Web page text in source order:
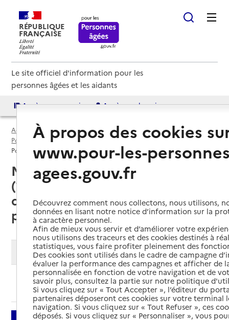
RÉPUBLIQUE
FRANÇAISE
Le site officiel d'information pour les
personnes âgées et les aidants
Accès aux annuaires Accès par besoin
Accueil
Espace annuaire
Points d'information par département
Bouches-du-Rhône (13)
Point d'information local dédié aux personnes âgées
Marseille 14e Arrondissement
(13014) : liste des points
d'information locaux dédiés aux
personnes âgées
Modifier ma recherche
Ajouter cette recherche aux favoris
À propos des cookies
www.pour-les-
agees.gouv.fr
Découvrez comment nous collectons, nous utilisons,
données en lisant notre notice d’information sur la
à caractère personnel.
Afin de mieux vous servir et d’améliorer votre
nous utilisons des traceurs et des cookies destinés à
statistiques, vous faire profiter pleinement des
Des cookies sont utilisés dans le cadre de campagne
évaluer la performance des campagnes et afficher de
personnalisée en fonction de votre navigation et de
savoir plus, consultez la partie sur notre politique
Si vous cliquez sur « Tout Accepter », l’éditeur du
partenaires déposeront ces cookies sur votre terminal
navigation. Si vous cliquez sur « Tout Refuser », ces
déposés. Si vous cliquez sur « Personnaliser », vous